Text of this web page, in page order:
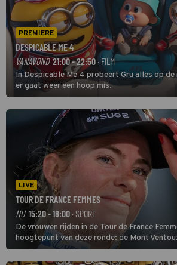
PREMIERE
DESPICABLE ME 4
VANAVOND 21:00 - 22:50 · FILM
In Despicable Me 4 probeert Gru alles op
er gaat weer een hoop mis.
LIVE
TOUR DE FRANCE FEMMES
NU 15:20 - 18:00 · SPORT
De vrouwen rijden in de Tour de France
hoogtepunt van deze ronde: de Mont
finishten de vrouwen voor deze koers op
buitencategorie. De aanloop naar de